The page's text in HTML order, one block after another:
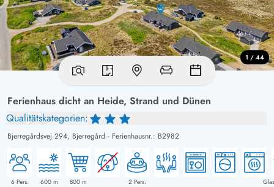
Ferienhaus dicht an Heide, Strand und Dünen
Qualitätskategorien:
Bjerregårdsvej 294, Bjerregård - Ferienhausnr.: B2982
6Pers. 600m 800 m 2 Pers.
1 / 44